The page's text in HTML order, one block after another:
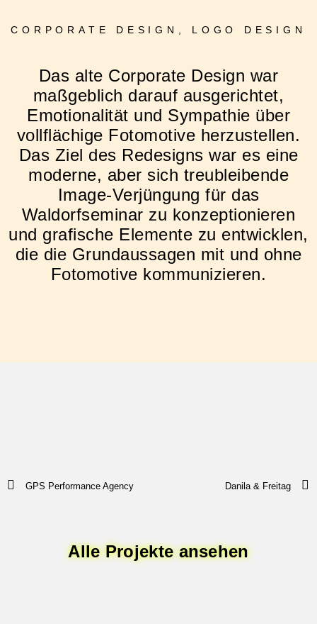
CORPORATE DESIGN LOGO DESIGN
Das alte Corporate Design war
maßgeblich darauf ausgerichtet,
Emotionalität und Sympathie über
vollflächige Fotomotive herzustellen.
Das Ziel des Redesigns war es eine
moderne, aber sich treubleibende
Image-Verjüngung für das
Waldorfseminar zu konzeptionieren
und grafische Elemente zu entwicklen,
die die Grundaussagen mit und ohne
Fotomotive kommunizieren.
GPS Performance Agency Danila & Freitag
Alle Projekte ansehen